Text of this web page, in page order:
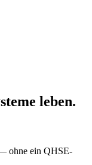
leben.
ohne ein QHSE-